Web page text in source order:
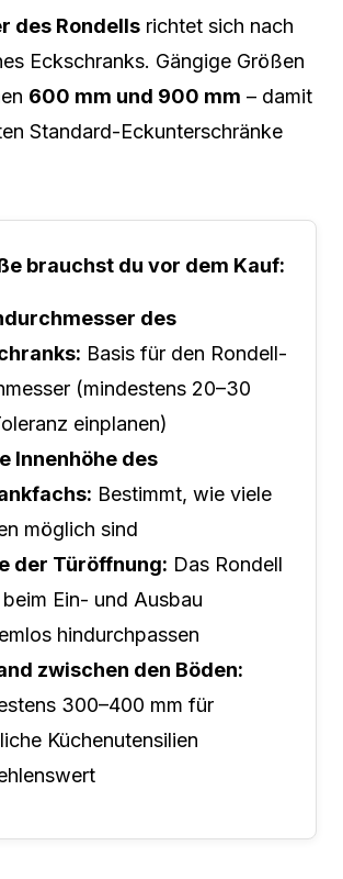
des Rondells richtet sich nach
Eckschranks. Gängige Größen
600 mm und 900 mm – damit
Standard-Eckunterschränke
brauchst du vor dem Kauf:
des
Basis für den Rondell-
(mindestens 20–30
einplanen)
Innenhöhe des
Bestimmt, wie viele
möglich sind
der Türöffnung: Das Rondell
beim Ein- und Ausbau
hindurchpassen
zwischen den Böden:
300–400 mm für
Küchenutensilien